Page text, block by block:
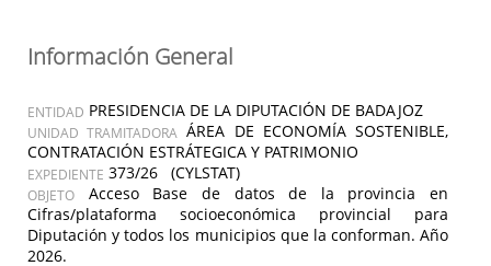
Información General
ENTIDAD PRESIDENCIA DE LA DIPUTACIÓN DE BADAJOZ
UNIDAD TRAMITADORA
ÁREA DE ECONOMÍA SOSTENIBLE,
CONTRATACIÓN ESTRÁTEGICA Y PATRIMONIO
EXPEDIENTE 373/26 (CYLSTAT)
OBJETO
Acceso Base de datos de la provincia en
Cifras/plataforma socioeconómica provincial para
Diputación y todos los municipios que la conforman. Año
2026.